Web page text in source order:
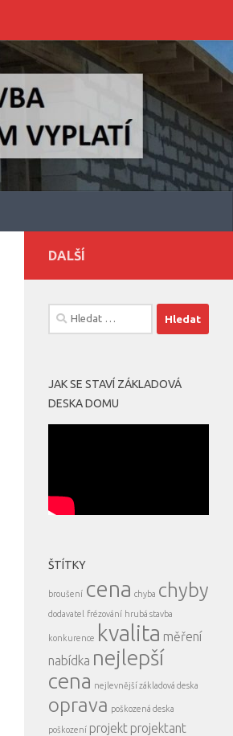
DALŠÍ
Vyhledávání
JAK SE STAVÍ ZÁKLADOVÁ
DESKA DOMU
ŠTÍTKY
broušení cena chyba chyby
dodavatel frézování hrubá stavba
konkurence kvalita měření
nabídka nejlepší
cena nejlevnější základová deska
oprava poškozená deska
poškození projekt projektant